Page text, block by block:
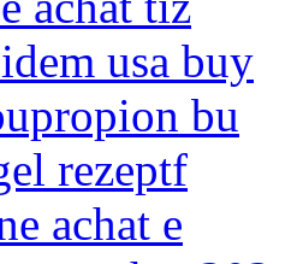
usa buy
bu
rezeptf
achat e